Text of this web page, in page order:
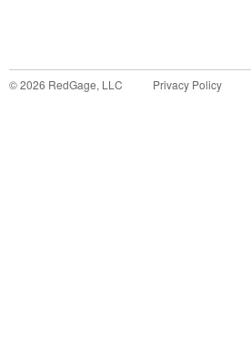
©2026 RedGage, LLC Privacy Policy